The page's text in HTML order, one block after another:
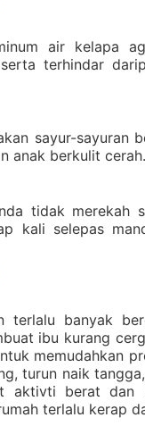
air kelapa
terhindar
sayur-sayuran
anak berkulit cerah.
tidak merekah
kali selepas
terlalu banyak
ibu kurang
memudahkan
turun naik
aktivti berat dan
terlalu kerap